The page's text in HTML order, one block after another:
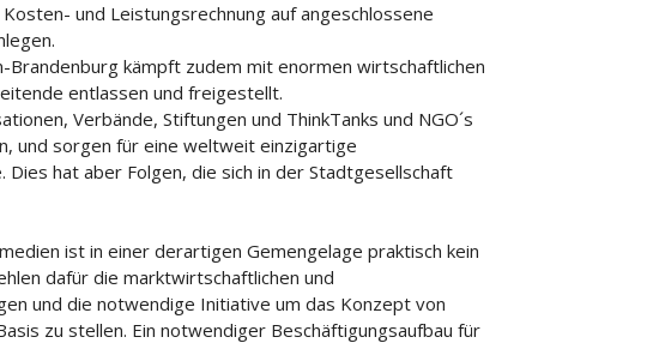
und Leistungsrechnung auf angeschlossene
Brandenburg kämpft zudem mit enormen wirtschaftlichen
entlassen und freigestellt.
Verbände, Stiftungen und ThinkTanks und NGO´s
und sorgen für eine weltweit einzigartige
hat aber Folgen, die sich in der Stadtgesellschaft
ist in einer derartigen Gemengelage praktisch kein
dafür die marktwirtschaftlichen und
und die notwendige Initiative um das Konzept von
zu stellen. Ein notwendiger Beschäftigungsaufbau für